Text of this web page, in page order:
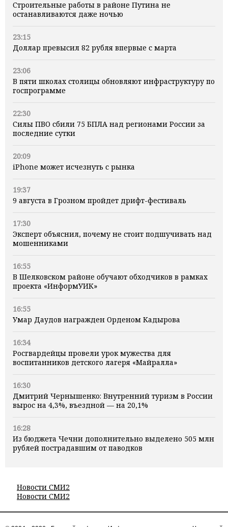
Строительные работы в районе Путина не
останавливаются даже ночью
23:15
Доллар превысил 82 рубля впервые с марта
23:06
В пяти школах столицы обновляют инфраструктуру по
госпрограмме
22:30
Силы ПВО сбили 75 БПЛА над регионами России за
последние сутки
20:09
iPhone может исчезнуть с рынка
19:37
9 августа в Грозном пройдет дрифт-фестиваль
17:30
Эксперт объяснил, почему не стоит подшучивать над
мошенниками
16:55
В Шелковском районе обучают обходчиков в рамках
проекта «ИнформУИК»
16:55
Умар Даудов награжден Орденом Кадырова
16:34
Росгвардейцы провели урок мужества для
воспитанников детского лагеря «Майралла»
16:30
Дмитрий Чернышенко: Внутренний туризм в России
вырос на 4,3%, въездной — на 20,1%
16:28
Из бюджета Чечни дополнительно выделено 505 млн
рублей пострадавшим от паводков
Новости СМИ2
Новости СМИ2